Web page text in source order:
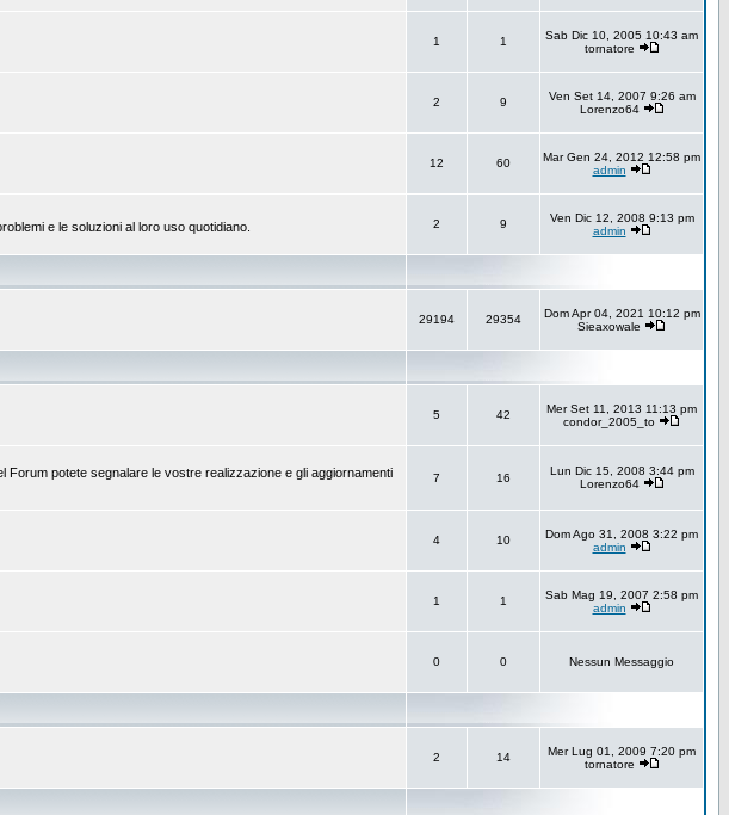
1 1
Sab Dic 10, 2005 10:43 am
tornatore
2 9
Ven Set 14, 2007 9:26 am
Lorenzo64
12 60
Mar Gen 24, 2012 12:58 pm
admin
e le soluzioni al loro uso quotidiano. 2 9
Ven Dic 12, 2008 9:13 pm
admin
29194 29354
Dom Apr 04, 2021 10:12 pm
Sieaxowale
5 42
Mer Set 11, 2013 11:13 pm
condor_2005_to
Forum potete segnalare le vostre realizzazione e gli aggiornamenti
7 16
Lun Dic 15, 2008 3:44 pm
Lorenzo64
4 10
Dom Ago 31, 2008 3:22 pm
admin
1 1
Sab Mag 19, 2007 2:58 pm
admin
0 0 Nessun Messaggio
2 14
Mer Lug 01, 2009 7:20 pm
tornatore